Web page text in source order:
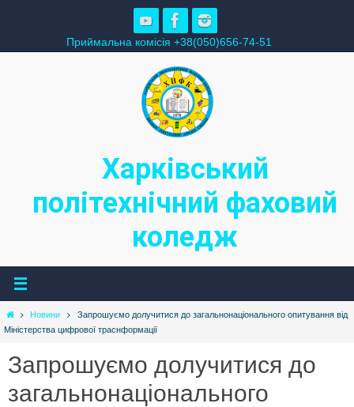
Приймальна комісія +38(050)656-74-51
Харківський
політехнічний фаховий
коледж
HomeНовини
Запрошуємо долучитися до загальнонаціонального опитування від
Міністерства цифрової траснформації
Запрошуємо долучитися до
загальнонаціонального